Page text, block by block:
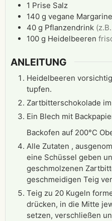
1 Prise Salz
140 g vegane Margarine
40 g Pflanzendrink
100 g Heidelbeeren
ANLEITUNG
Heidelbeeren
tupfen.
Zartbitterschokolade
Ein Blech mit
Backofen auf 200°C
Alle Zutaten ,
eine Schüssel geben
geschmolzenen
geschmeidigen Teig
Teig zu 20 Kugeln
drücken, in die Mitte
setzen, verschließen